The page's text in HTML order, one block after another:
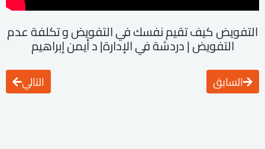
التفويض كيف تقيم نفسك في التفويض و تكلفة عدم
التفويض | دردشة في الإدارة| د أيمن إبراهيم
السابق التالي